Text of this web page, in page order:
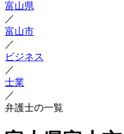
富山県
／
富山市
／
ビジネス
／
士業
／
弁護士の一覧